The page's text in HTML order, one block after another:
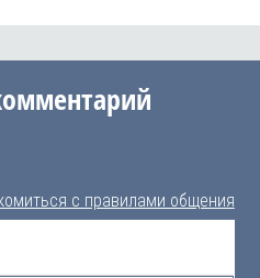
с правилами общения